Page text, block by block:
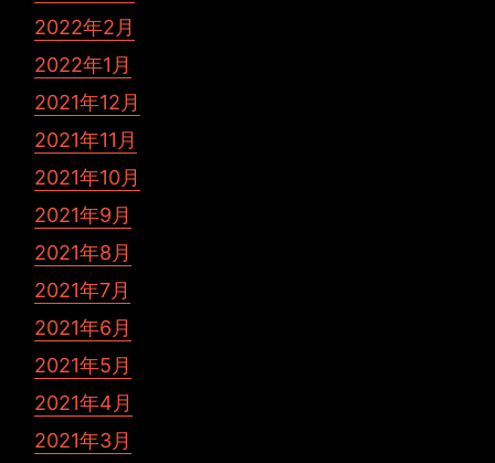
2022年2月
2022年1月
2021年12月
2021年11月
2021年10月
2021年9月
2021年8月
2021年7月
2021年6月
2021年5月
2021年4月
2021年3月